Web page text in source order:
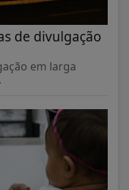
de divulgação
em larga